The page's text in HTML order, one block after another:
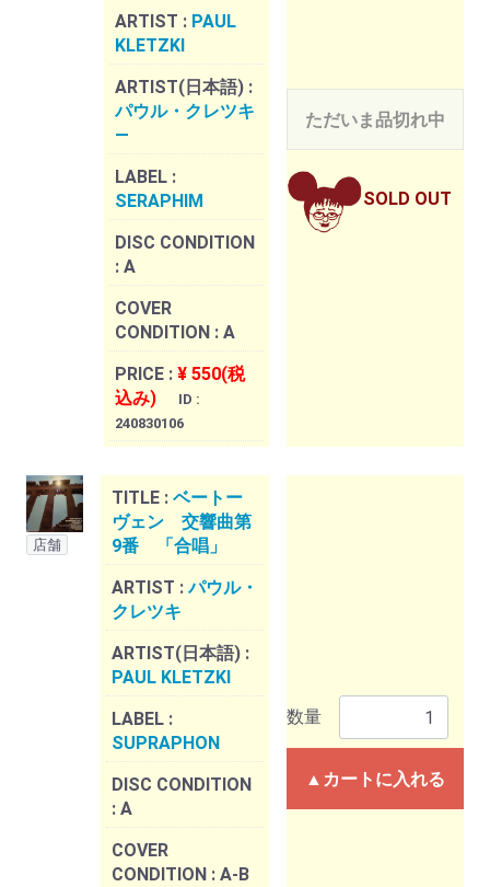
ARTIST : PAUL
KLETZKI
ARTIST(日本語) :
パウル・クレツキ
―
LABEL :
SERAPHIM
DISC CONDITION
: A
COVER
CONDITION : A
PRICE : ¥ 550(税
込み)
ID :
240830106
ただいま品切れ中
SOLD OUT
店舗
TITLE : ベートー
ヴェン 交響曲第
9番 「合唱」
ARTIST :パウル・
クレツキ
ARTIST(日本語) :
PAUL KLETZKI
LABEL :
SUPRAPHON
DISC CONDITION
: A
COVER
CONDITION : A-B
数量
▲カートに入れる